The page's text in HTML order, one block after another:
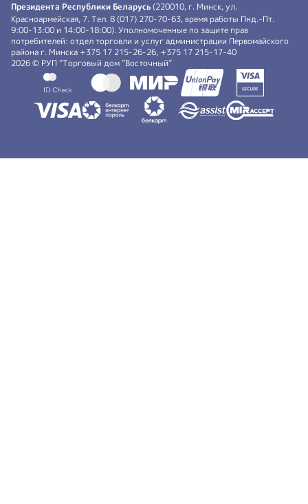
Президента Республики Беларусь (220010, г. Минск, ул.
Красноармейская, 7. Тел. 8 (017) 270-70-63, время работы Пнд.-Пт.
9:00-13:00 и 14:00-18:00). Уполномоченные по защите прав
потребителей: отдел торговли и услуг администрации Первомайского
района г. Минска +375 17 215-26-26, +375 17 215-17-40
2026 © РУП “Торговый дом ”Восточный”